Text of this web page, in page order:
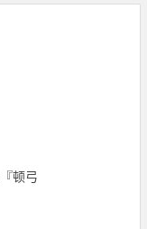
顿弓